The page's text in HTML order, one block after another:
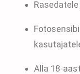
Alla 18-